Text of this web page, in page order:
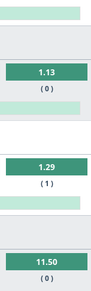
1.13
( 0 )
1.29
( 1 )
11.50
( 0 )